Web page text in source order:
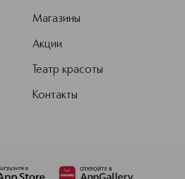
Магазины
Акции
Театр красоты
Контакты